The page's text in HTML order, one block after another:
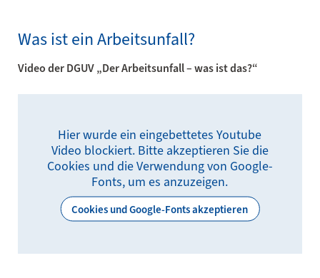
Was ist ein Arbeitsunfall?
Video der DGUV„Der Arbeitsunfall–was ist das?“
Hier wurde ein eingebettetes Youtube
Video blockiert. Bitte akzeptieren Sie die
Cookies und die Verwendung von Google-
Fonts, um es anzuzeigen.
Cookies und Google-Fonts akzeptieren